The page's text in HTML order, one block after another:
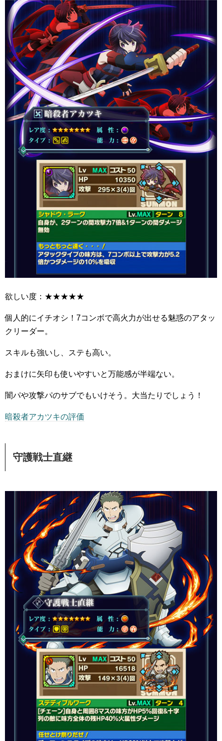
欲しい度：★★★★★
個人的にイチオシ！7コンボで高火力が出せる魅惑のアタッ
クリーダー。
スキルも強いし、ステも高い。
おまけに矢印も使いやすいと万能感が半端ない。
闇パや攻撃パのサブでもいけそう。大当たりでしょう！
暗殺者アカツキの評価
守護戦士直継